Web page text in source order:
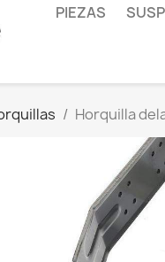
PIEZAS
Horquilla